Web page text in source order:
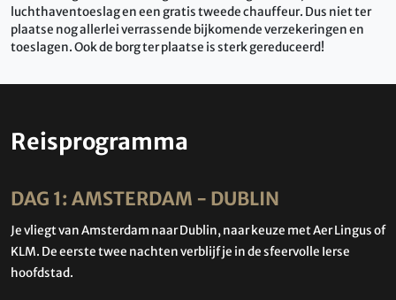
luchthaventoeslag en een gratis tweede chauffeur. Dus niet ter
plaatse nog allerlei verrassende bijkomende verzekeringen en
toeslagen. Ook de borg ter plaatse is sterk gereduceerd!
Reisprogramma
DAG 1: AMSTERDAM - DUBLIN
Je vliegt van Amsterdam naar Dublin, naar keuze met Aer Lingus of
KLM. De eerste twee nachten verblijf je in de sfeervolle Ierse
hoofdstad.